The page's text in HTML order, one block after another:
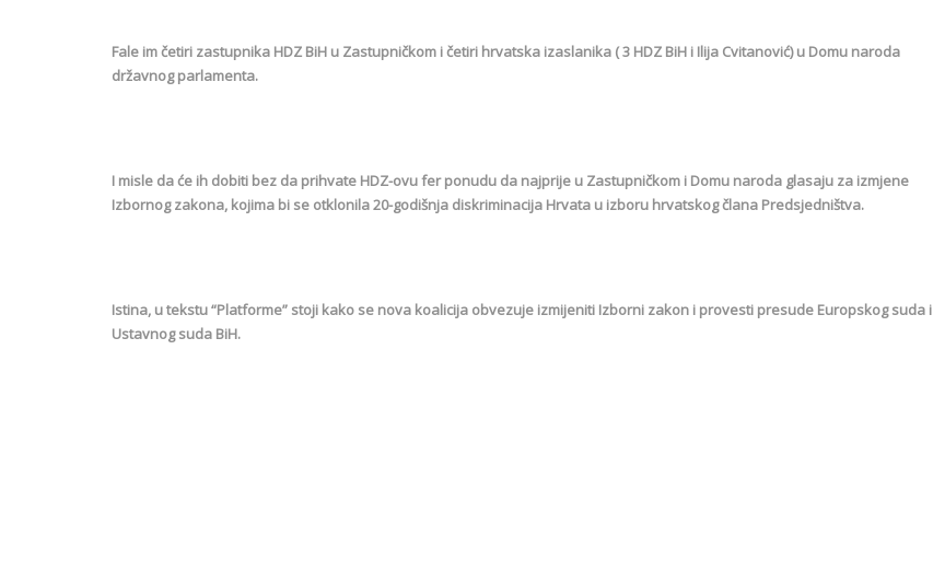
Fale im četiri zastupnika HDZ BiH u Zastupničkom i četiri hrvatska izaslanika ( 3 HDZ BiH i Ilija Cvitanović) u Domu naroda
državnog parlamenta.
I misle da će ih dobiti bez da prihvate HDZ-ovu fer ponudu da najprije u Zastupničkom i Domu naroda glasaju za izmjene
Izbornog zakona, kojima bi se otklonila 20-godišnja diskriminacija Hrvata u izboru hrvatskog člana Predsjedništva.
Istina, u tekstu “Platforme” stoji kako se nova koalicija obvezuje izmijeniti Izborni zakon i provesti presude Europskog suda i
Ustavnog suda BiH.